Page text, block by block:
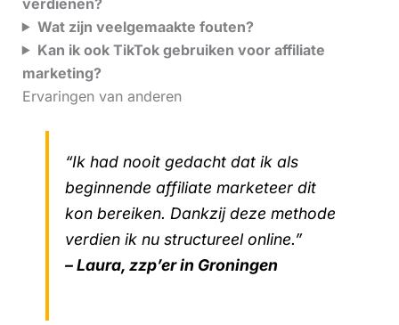
Wat zijn veelgemaakte fouten?
Kan ik ook TikTok gebruiken voor affiliate
marketing?
Ervaringen van anderen
“Ik had nooit gedacht dat ik als
beginnende affiliate marketeer dit
kon bereiken. Dankzij deze methode
verdien ik nu structureel online.”
– Laura, zzp’er in Groningen